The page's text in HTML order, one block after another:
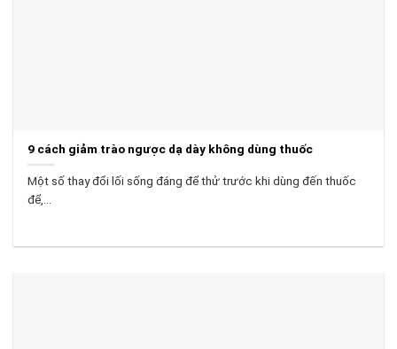
9 cách giảm trào ngược dạ dày không dùng thuốc
Một số thay đổi lối sống đáng để thử trước khi dùng đến thuốc
để,...